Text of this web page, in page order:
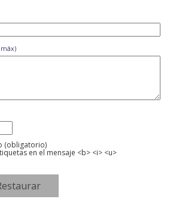
(obligatorio)
en el mensaje <b> <i> <u>